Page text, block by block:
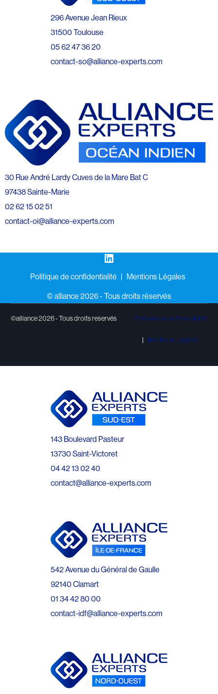
296 Avenue Jean Rieux
31500 Toulouse
05 62 47 36 20
contact-so@alliance-experts.com
30 Rue André Lardy Cuves de la Mare Bat C
97438 Sainte-Marie
02 62 15 02 51
contact-oi@alliance-experts.com
LinkedIn
Politique de confidentialité
Mentions Légales
©️ alliance 2026 - Tous droits réservés
©alliance 2026 - Tous droits reservés Politique de confidentialité
Mentions Légales
143 Boulevard Pasteur
13730 Saint-Victoret
04 42 13 02 40
contact@alliance-experts.com
542 Avenue du Général de Gaulle
92140 Clamart
01 34 42 80 00
contact-idf@alliance-experts.com